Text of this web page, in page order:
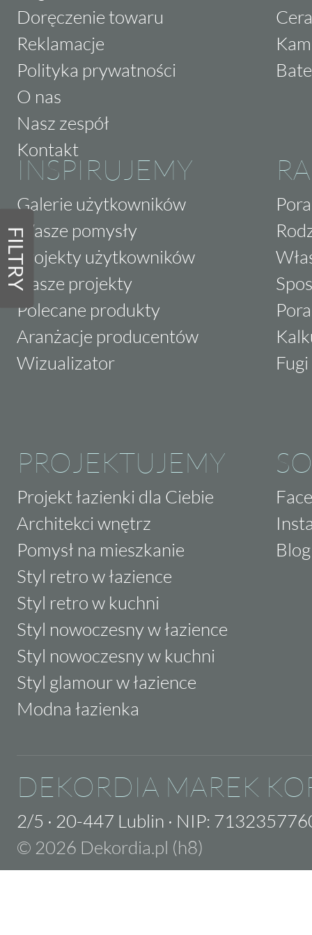
FILTRY
Doręczenie towaru
Reklamacje
Polityka prywatności
O nas
Nasz zespół
Kontakt
INSPIRUJEMY
Galerie użytkowników
Wasze pomysły
Projekty użytkowników
Nasze projekty
Polecane produkty
Aranżacje producentów
Wizualizator
PROJEKTUJEMY
Projekt łazienki dla Ciebie
Architekci wnętrz
Pomysł na mieszkanie
Styl retro w łazience
Styl retro w kuchni
Styl nowoczesny w łazience
Styl nowoczesny w kuchni
Styl glamour w łazience
Modna łazienka
Blog
DEKORDIA MAREK
2/5 · 20-447 Lublin · NIP:
© 2026 Dekordia.pl (h8)